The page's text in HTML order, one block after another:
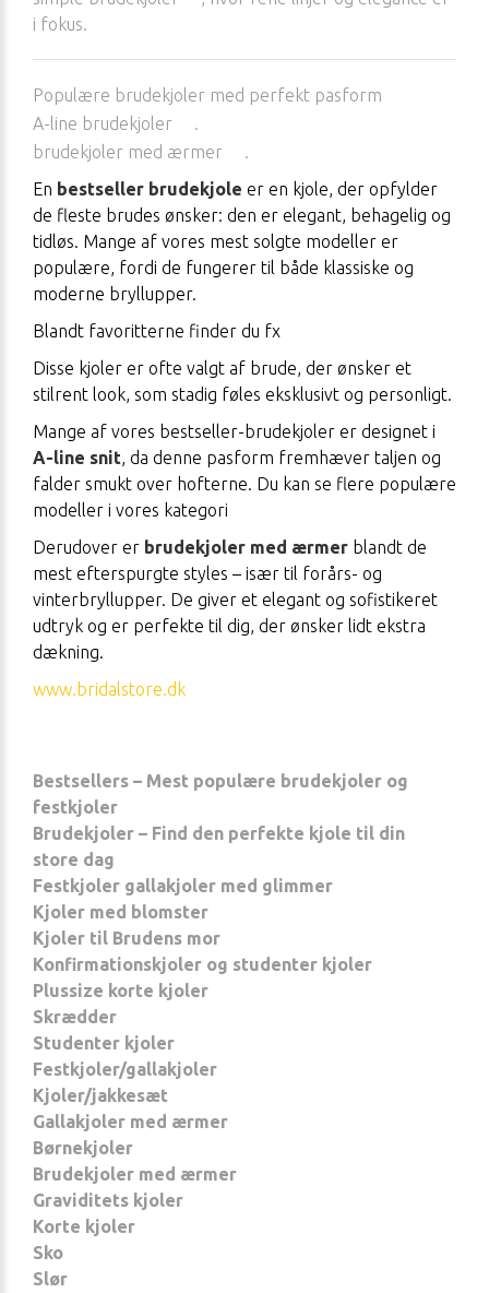
i fokus.
Populære brudekjoler med perfekt pasform
A-line brudekjoler
.
brudekjoler med ærmer
.
En bestseller brudekjole er en kjole, der opfylder
de fleste brudes ønsker: den er elegant, behagelig og
tidløs. Mange af vores mest solgte modeller er
populære, fordi de fungerer til både klassiske og
moderne bryllupper.
Blandt favoritterne finder du fx
Disse kjoler er ofte valgt af brude, der ønsker et
stilrent look, som stadig føles eksklusivt og personligt.
Mange af vores bestseller-brudekjoler er designet i
A-line snit, da denne pasform fremhæver taljen og
falder smukt over hofterne. Du kan se flere populære
modeller i vores kategori
Derudover er brudekjoler med ærmer blandt de
mest efterspurgte styles – især til forårs- og
vinterbryllupper. De giver et elegant og sofistikeret
udtryk og er perfekte til dig, der ønsker lidt ekstra
dækning.
www.bridalstore.dk
Bestsellers – Mest populære brudekjoler og
festkjoler
Brudekjoler – Find den perfekte kjole til din
store dag
Festkjoler gallakjoler med glimmer
Kjoler med blomster
Kjoler til Brudens mor
Konfirmationskjoler og studenter kjoler
Plussize korte kjoler
Skrædder
Studenter kjoler
Festkjoler/gallakjoler
Kjoler/jakkesæt
Gallakjoler med ærmer
Børnekjoler
Brudekjoler med ærmer
Graviditets kjoler
Korte kjoler
Sko
Slør